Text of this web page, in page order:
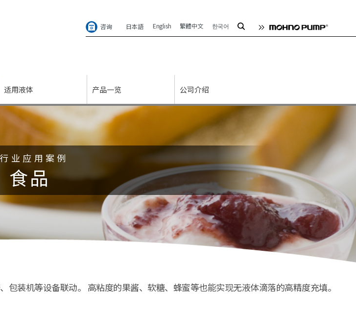
咨询 日本語 English 繁體中文 한국어
适用液体 产品一览 公司介绍
业应用案例
食品
装机等设备联动。 高粘度的果酱、软糖、蜂蜜等也能实现无液体滴落的高精度充填。